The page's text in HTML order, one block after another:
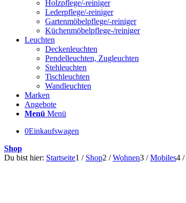
Holzpflege/-reiniger
Lederpflege/-reiniger
Gartenmöbelpflege/-reiniger
Küchenmöbelpflege-/reiniger
Leuchten
Deckenleuchten
Pendelleuchten, Zugleuchten
Stehleuchten
Tischleuchten
Wandleuchten
Marken
Angebote
Menü Menü
0Einkaufswagen
Shop
Du bist hier: Startseite1 / Shop2 / Wohnen3 / Mobiles4 /